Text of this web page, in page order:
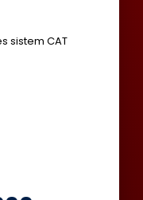
sistem CAT